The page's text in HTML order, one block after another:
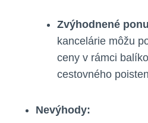
Zvýhodnené
kancelárie môžu
ceny v rámci
cestovného
Nevýhody: